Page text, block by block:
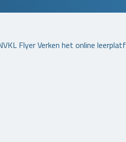
Flyer Verken het online